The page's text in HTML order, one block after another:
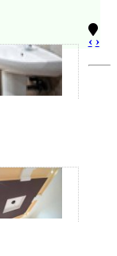
‹ ›